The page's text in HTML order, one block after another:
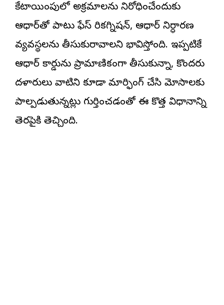
కేటాయింపులో అక్రమాలను నిరోధించేందుకు
ఆధార్‌తో పాటు ఫేస్ రికగ్నిషన్, ఆధార్ నిర్ధారణ
వ్యవస్థలను తీసుకురావాలని భావిస్తోంది. ఇప్పటికే
ఆధార్ కార్డును ప్రామాణికంగా తీసుకున్నా, కొందరు
దళారులు వాటిని కూడా మార్ఫింగ్ చేసి మోసాలకు
పాల్పడుతున్నట్లు గుర్తించడంతో ఈ కొత్త విధానాన్ని
తెరపైకి తెచ్చింది.